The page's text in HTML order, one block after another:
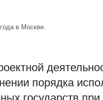
в Москве.
порядка